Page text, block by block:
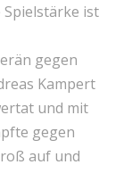
Spielstärke ist
gegen
Kampert
und mit
gegen
auf und